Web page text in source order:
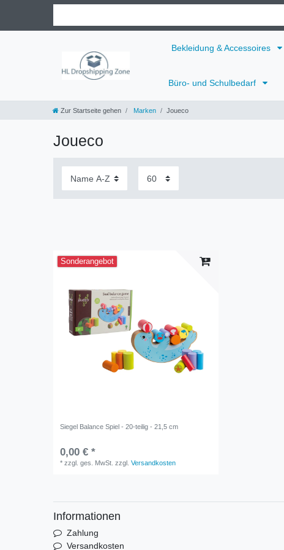
Bekleidung & Accessoires
Büro- und Schulbedarf
Zur Startseite gehen Marken Joueco
Joueco
Sonderangebot
Siegel Balance Spiel - 20-teilig - 21,5 cm
0,00 € *
*zzgl. ges. MwSt. zzgl.Versandkosten
Informationen
Zahlung
Versandkosten